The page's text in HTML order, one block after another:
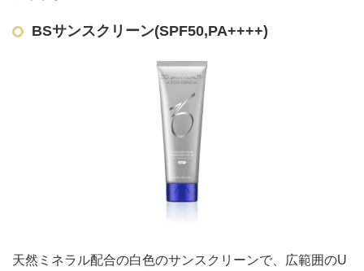
BSサンスクリーン(SPF50,PA++++)
天然ミネラル配合の白色のサンスクリーンで、広範囲のU